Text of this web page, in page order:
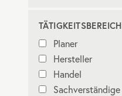
TÄTIGKEITSBEREICH
Planer
Hersteller
Handel
Sachverständige